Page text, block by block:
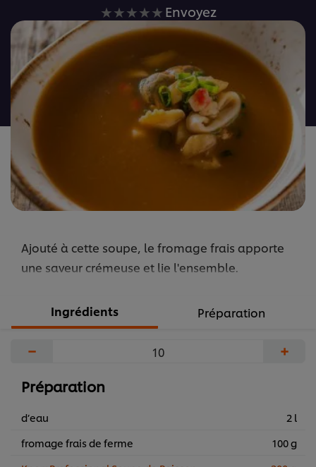
Aucune
évaluation
pour
ce
recipe
Envoyez
Ajouté à cette soupe, le fromage frais apporte
une saveur crémeuse et lie l'ensemble.
Ingrédients Préparation
− +
Préparation
d’eau
2 l
fromage frais de ferme
100 g